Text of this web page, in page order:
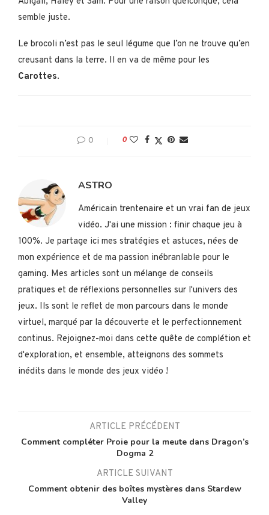
semble juste.
Le brocoli n’est pas le seul légume que l’on ne trouve qu’en
creusant dans la terre. Il en va de même pour les
Carottes.
0 0
ASTRO
Américain trentenaire et un vrai fan de jeux
vidéo. J'ai une mission : finir chaque jeu à
100%. Je partage ici mes stratégies et astuces, nées de
mon expérience et de ma passion inébranlable pour le
gaming. Mes articles sont un mélange de conseils
pratiques et de réflexions personnelles sur l'univers des
jeux. Ils sont le reflet de mon parcours dans le monde
virtuel, marqué par la découverte et le perfectionnement
continus. Rejoignez-moi dans cette quête de complétion et
d'exploration, et ensemble, atteignons des sommets
inédits dans le monde des jeux vidéo !
ARTICLE PRÉCÉDENT
Comment compléter Proie pour la meute dans Dragon’s
Dogma 2
ARTICLE SUIVANT
Comment obtenir des boîtes mystères dans Stardew
Valley